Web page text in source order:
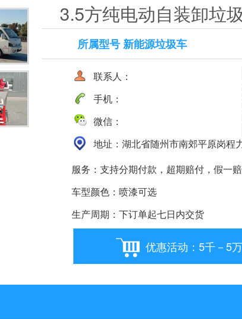
3.5方纯电动自装卸垃
所属型号 新能源垃圾车
联系人：
手机：
微信：
地址：湖北省随州市南郊平原岗程
服务：支持分期付款，超期赔付，假一
车型颜色：喷漆可选
生产周期：下订单起七日内交货
优惠活动：5千－5万